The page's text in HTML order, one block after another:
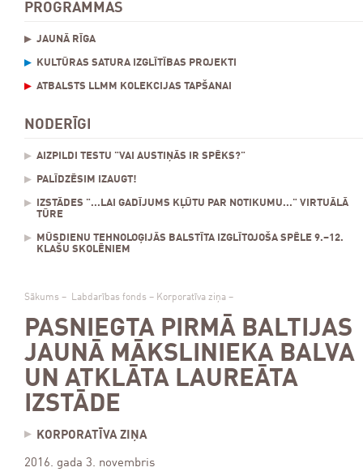
PROGRAMMAS
JAUNĀ RĪGA
KULTŪRAS SATURA IZGLĪTĪBAS PROJEKTI
ATBALSTS LLMM KOLEKCIJAS TAPŠANAI
NODERĪGI
AIZPILDI TESTU "VAI AUSTIŅĀS IR SPĒKS?"
PALĪDZĒSIM IZAUGT!
IZSTĀDES "...LAI GADĪJUMS KĻŪTU PAR NOTIKUMU..." VIRTUĀLĀ
TŪRE
MŪSDIENU TEHNOLOĢIJĀS BALSTĪTA IZGLĪTOJOŠA SPĒLE 9.–12.
KLAŠU SKOLĒNIEM
Sākums – Labdarības fonds – Korporatīva ziņa –
PASNIEGTA PIRMĀ BALTIJAS
JAUNĀ MĀKSLINIEKA BALVA
UN ATKLĀTA LAUREĀTA
IZSTĀDE
KORPORATĪVA ZIŅA
2016. gada 3. novembris